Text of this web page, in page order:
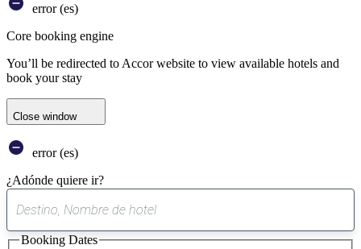
error (es)
Core booking engine
You’ll be redirected to Accor website to view available hotels and
book your stay
Close window
error (es)
¿Adónde quiere ir?
sugerencia
encontrada
Booking Dates